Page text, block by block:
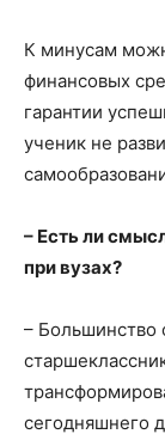
К минусам
финансовых
гарантии
ученик не
– Есть ли
при вузах?
– Большинство
сегодняшнего